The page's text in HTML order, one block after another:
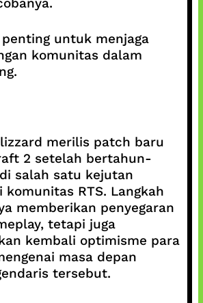
untuk menjaga
komunitas dalam
merilis patch baru
2 setelah bertahun-
salah satu kejutan
komunitas RTS. Langkah
memberikan penyegaran
tetapi juga
kembali optimisme para
masa depan
tersebut.